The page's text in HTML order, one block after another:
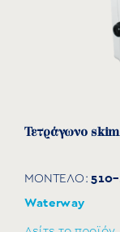
Τετράγωνο
ΜΟΝΤΕΛΟ:
Waterway